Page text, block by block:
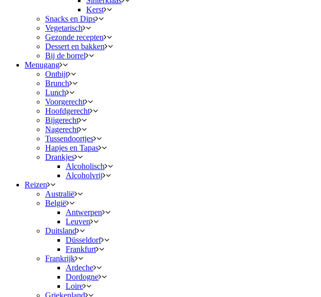
Kerst
Snacks en Dips
Vegetarisch
Gezonde recepten
Dessert en bakken
Bij de borrel
Menugang
Ontbijt
Brunch
Lunch
Voorgerecht
Hoofdgerecht
Bijgerecht
Nagerecht
Tussendoortjes
Hapjes en Tapas
Drankjes
Alcoholisch
Alcoholvrij
Reizen
Australië
België
Antwerpen
Leuven
Duitsland
Düsseldorf
Frankfurt
Frankrijk
Ardeche
Dordogne
Loire